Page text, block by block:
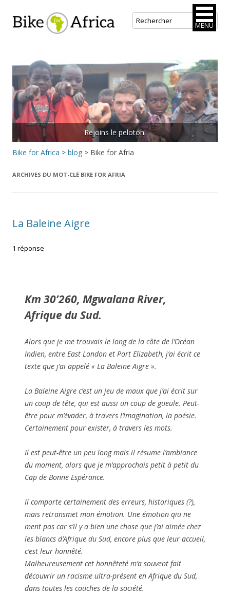
Bike for Africa
contenu
principal
Rejoins le peloton.
Bike for Africa > blog > Bike for Afria
ARCHIVES DU MOT-CLÉ BIKE FOR AFRIA
La Baleine Aigre
1 réponse
Km 30’260, Mgwalana River,
Afrique du Sud.
Alors que je me trouvais le long de la côte de l’Océan
Indien, entre East London et Port Elizabeth, j’ai écrit ce
texte que j’ai appelé « La Baleine Aigre ».
La Baleine Aigre c’est un jeu de maux que j’ai écrit sur
un coup de tête, qui est aussi un coup de gueule. Peut-
être pour m’évader, à travers l’imagination, la poésie.
Certainement pour exister, à travers les mots.
Il est peut-être un peu long mais il résume l’ambiance
du moment, alors que je m’approchais petit à petit du
Cap de Bonne Espérance.
Il comporte certainement des erreurs, historiques (?),
mais retransmet mon émotion. Une émotion qiu ne
ment pas car s’il y a bien une chose que j’ai aimée chez
les blancs d’Afrique du Sud, encore plus que leur accueil,
c’est leur honnêté.
Malheureusement cet honnêteté m’a souvent fait
découvrir un racisme ultra-présent en Afrique du Sud,
dans toutes les couches de la société.
MENU